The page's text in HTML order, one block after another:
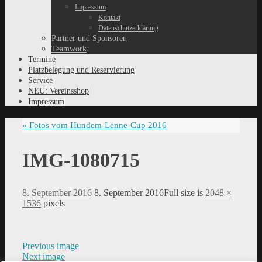
Impressum
Kontakt
Datenschutzerklärung
Partner und Sponsoren
Teamwork
Termine
Platzbelegung und Reservierung
Service
NEU: Vereinsshop
Impressum
« Fotos vom Hundem-Lenne-Cup 2016
IMG-1080715
8. September 2016 8. September 2016Full size is 2048 ×
1536 pixels
Previous image
Next image